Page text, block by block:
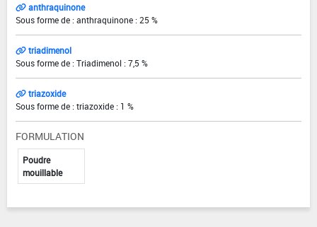
anthraquinone
Sous forme de : anthraquinone : 25 %
triadimenol
Sous forme de : Triadimenol : 7,5 %
triazoxide
Sous forme de : triazoxide : 1 %
FORMULATION
Poudre
mouillable